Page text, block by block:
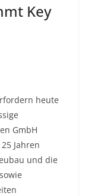
Key
heute
GmbH
Jahren
und die